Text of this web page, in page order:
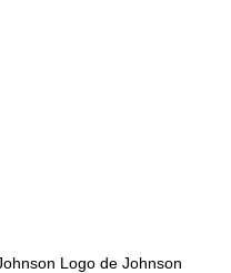
Logo de Johnson